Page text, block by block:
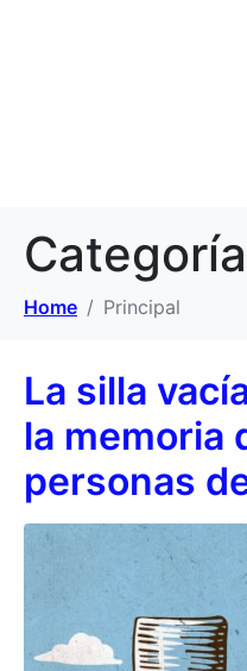
Home Principal
La silla
la memoria
personas